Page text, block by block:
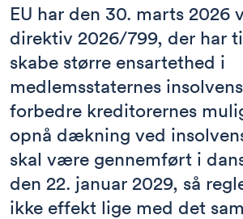
EU har den 30. marts 2026
direktiv 2026/799, der har
skabe større ensartethed i
medlemsstaternes
forbedre kreditorernes
opnå dækning ved
skal være gennemført i
den 22. januar 2029, så
ikke effekt lige med det